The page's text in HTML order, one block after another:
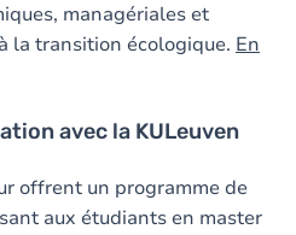
managériales et
la transition écologique. En
avec la KULeuven
offrent un programme de
aux étudiants en master